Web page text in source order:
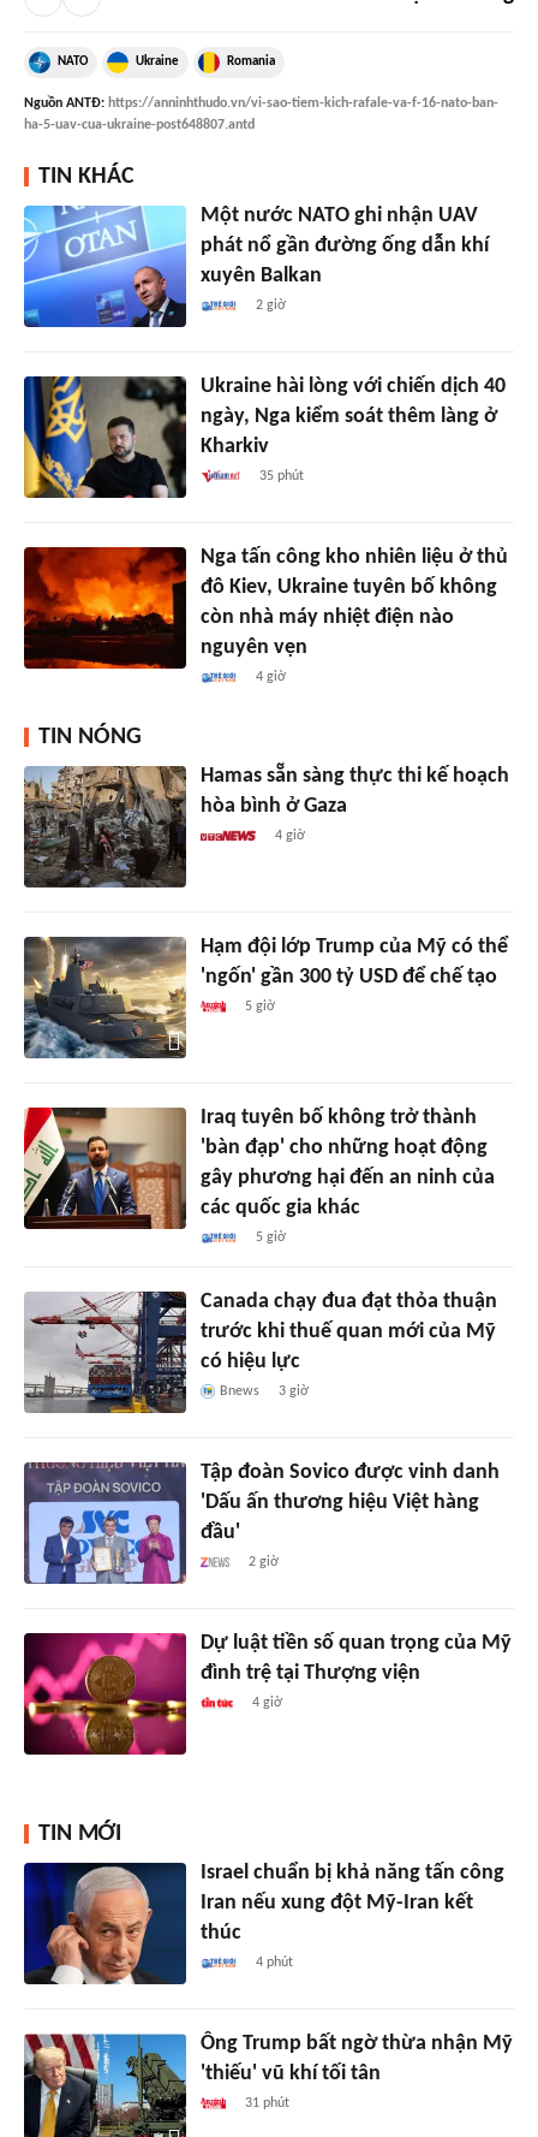
NATO Ukraine Romania
Nguồn ANTĐ: https://anninhthudo.vn/vi-sao-tiem-kich-rafale-va-f-16-nato-ban-
ha-5-uav-cua-ukraine-post648807.antd
TIN KHÁC
Một nước NATO ghi nhận UAV
phát nổ gần đường ống dẫn khí
xuyên Balkan
2 giờ
Ukraine hài lòng với chiến dịch 40
ngày, Nga kiểm soát thêm làng ở
Kharkiv
35 phút
Nga tấn công kho nhiên liệu ở thủ
đô Kiev, Ukraine tuyên bố không
còn nhà máy nhiệt điện nào
nguyên vẹn
4 giờ
TIN NÓNG
Hamas sẵn sàng thực thi kế hoạch
hòa bình ở Gaza
4 giờ
Hạm đội lớp Trump của Mỹ có thể
'ngốn' gần 300 tỷ USD để chế tạo
5 giờ
Iraq tuyên bố không trở thành
'bàn đạp' cho những hoạt động
gây phương hại đến an ninh của
các quốc gia khác
5 giờ
Canada chạy đua đạt thỏa thuận
trước khi thuế quan mới của Mỹ
có hiệu lực
Bnews 3 giờ
Tập đoàn Sovico được vinh danh
'Dấu ấn thương hiệu Việt hàng
đầu'
2 giờ
Dự luật tiền số quan trọng của Mỹ
đình trệ tại Thượng viện
4 giờ
TIN MỚI
Israel chuẩn bị khả năng tấn công
Iran nếu xung đột Mỹ-Iran kết
thúc
4 phút
Ông Trump bất ngờ thừa nhận Mỹ
'thiếu' vũ khí tối tân
31 phút